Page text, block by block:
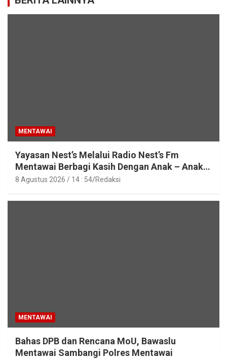
MENTAWAI
Yayasan Nest’s Melalui Radio Nest’s Fm
Mentawai Berbagi Kasih Dengan Anak – Anak
Asrama SMAN 2 Sipora
8 Agustus 2026 / 14 : 54 Redaksi
MENTAWAI
Bahas DPB dan Rencana MoU, Bawaslu
Mentawai Sambangi Polres Mentawai